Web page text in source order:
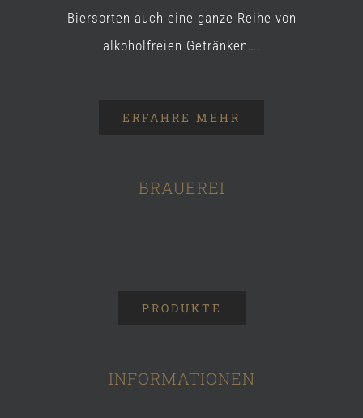
Biersorten auch eine ganze Reihe von
alkoholfreien Getränken….
ERFAHRE MEHR
BRAUEREI
PRODUKTE
INFORMATIONEN